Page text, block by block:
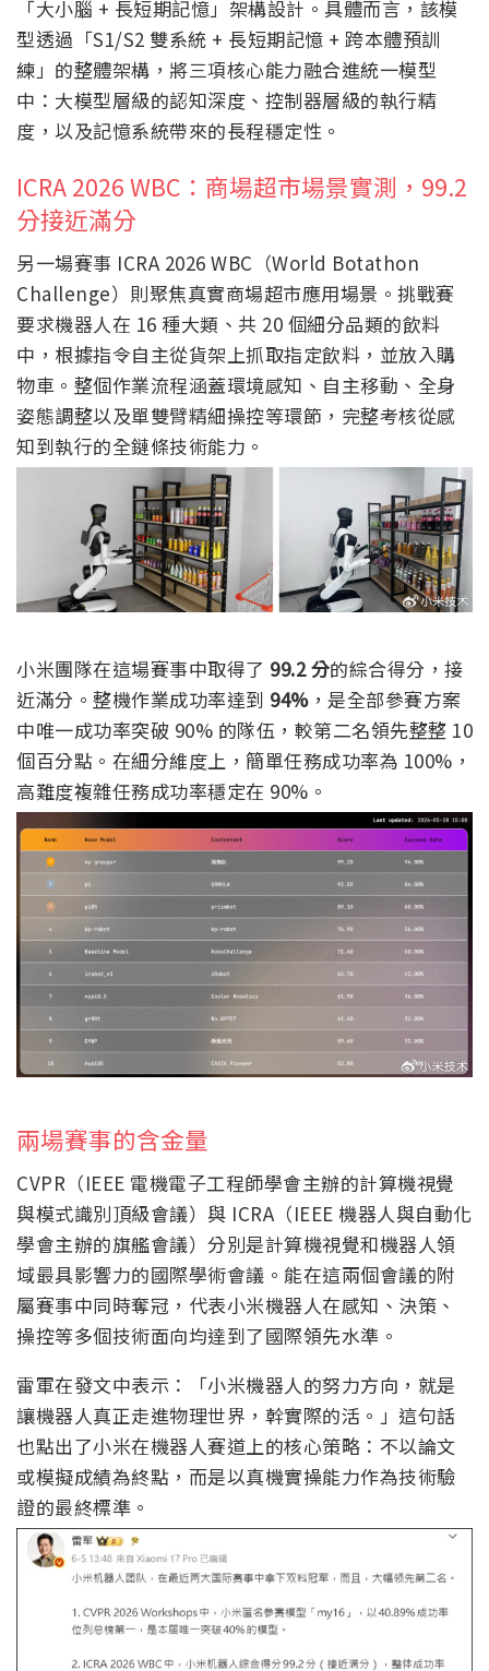
「大小腦 + 長短期記憶」架構設計。具體而言，該模
型透過「S1/S2 雙系統 + 長短期記憶 + 跨本體預訓
練」的整體架構，將三項核心能力融合進統一模型
中：大模型層級的認知深度、控制器層級的執行精
度，以及記憶系統帶來的長程穩定性。
ICRA 2026 WBC：商場超市場景實測，99.2
分接近滿分
另一場賽事 ICRA 2026 WBC（World Botathon
Challenge）則聚焦真實商場超市應用場景。挑戰賽
要求機器人在 16 種大類、共 20 個細分品類的飲料
中，根據指令自主從貨架上抓取指定飲料，並放入購
物車。整個作業流程涵蓋環境感知、自主移動、全身
姿態調整以及單雙臂精細操控等環節，完整考核從感
知到執行的全鏈條技術能力。
小米團隊在這場賽事中取得了 99.2 分的綜合得分，接
近滿分。整機作業成功率達到 94%，是全部參賽方案
中唯一成功率突破 90% 的隊伍，較第二名領先整整 10
個百分點。在細分維度上，簡單任務成功率為 100%，
高難度複雜任務成功率穩定在 90%。
兩場賽事的含金量
CVPR（IEEE 電機電子工程師學會主辦的計算機視覺
與模式識別頂級會議）與 ICRA（IEEE 機器人與自動化
學會主辦的旗艦會議）分別是計算機視覺和機器人領
域最具影響力的國際學術會議。能在這兩個會議的附
屬賽事中同時奪冠，代表小米機器人在感知、決策、
操控等多個技術面向均達到了國際領先水準。
雷軍在發文中表示：「小米機器人的努力方向，就是
讓機器人真正走進物理世界，幹實際的活。」這句話
也點出了小米在機器人賽道上的核心策略：不以論文
或模擬成績為終點，而是以真機實操能力作為技術驗
證的最終標準。